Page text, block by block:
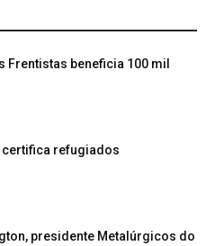
Frentistas beneficia 100 mil
refugiados
presidente Metalúrgicos do